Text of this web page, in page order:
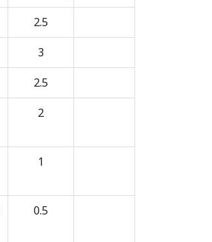
2.5
3
2.5
2
1
0.5